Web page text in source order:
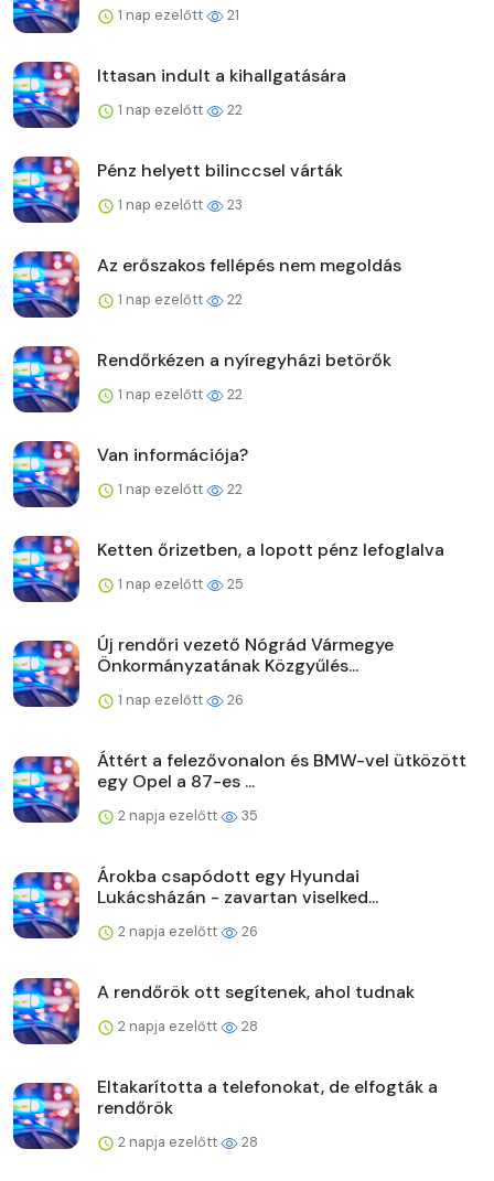
1 nap ezelőtt 21
Ittasan indult a kihallgatására
1 nap ezelőtt 22
Pénz helyett bilinccsel várták
1 nap ezelőtt 23
Az erőszakos fellépés nem megoldás
1 nap ezelőtt 22
Rendőrkézen a nyíregyházi betörők
1 nap ezelőtt 22
Van információja?
1 nap ezelőtt 22
Ketten őrizetben, a lopott pénz lefoglalva
1 nap ezelőtt 25
Új rendőri vezető Nógrád Vármegye
Önkormányzatának Közgyűlés...
1 nap ezelőtt 26
Áttért a felezővonalon és BMW-vel ütközött
egy Opel a 87-es ...
2 napja ezelőtt 35
Árokba csapódott egy Hyundai
Lukácsházán - zavartan viselked...
2 napja ezelőtt 26
A rendőrök ott segítenek, ahol tudnak
2 napja ezelőtt 28
Eltakarította a telefonokat, de elfogták a
rendőrök
2 napja ezelőtt 28